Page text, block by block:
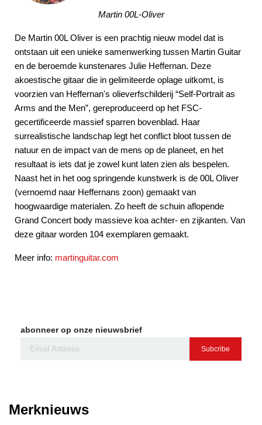
Martin 00L-Oliver
De Martin 00L Oliver is een prachtig nieuw model dat is
ontstaan uit een unieke samenwerking tussen Martin Guitar
en de beroemde kunstenares Julie Heffernan. Deze
akoestische gitaar die in gelimiteerde oplage uitkomt, is
voorzien van Heffernan's olieverfschilderij “Self-Portrait as
Arms and the Men”, gereproduceerd op het FSC-
gecertificeerde massief sparren bovenblad. Haar
surrealistische landschap legt het conflict bloot tussen de
natuur en de impact van de mens op de planeet, en het
resultaat is iets dat je zowel kunt laten zien als bespelen.
Naast het in het oog springende kunstwerk is de 00L Oliver
(vernoemd naar Heffernans zoon) gemaakt van
hoogwaardige materialen. Zo heeft de schuin aflopende
Grand Concert body massieve koa achter- en zijkanten. Van
deze gitaar worden 104 exemplaren gemaakt.
Meer info: martinguitar.com
abonneer op onze nieuwsbrief
Subcribe
Merknieuws